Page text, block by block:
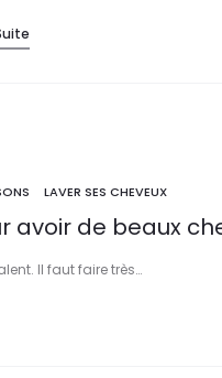
LAVER SES CHEVEUX
avoir de beaux
Il faut faire très…